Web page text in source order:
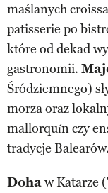
maślanych
patisserie po
które od dekad
gastronomii.
Śródziemnego)
morza oraz
mallorquín czy
tradycje Balearów.
Dohaw Katarze